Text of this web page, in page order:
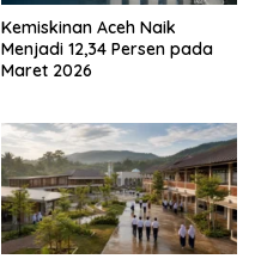
Kemiskinan Aceh Naik
Menjadi 12,34 Persen pada
Maret 2026